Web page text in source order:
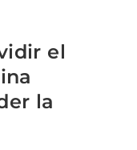
el
la